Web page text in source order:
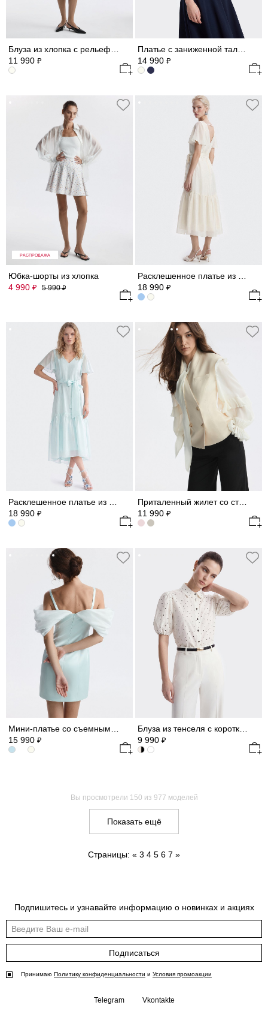
11 990 ₽
14 990 ₽
РАСПРОДАЖА
Юбка-шорты из хлопка
4 990 ₽ 5 990₽
18 990 ₽
Расклешенное платье из атласной ткани
18 990 ₽
Приталенный жилет со стойкой
11 990 ₽
15 990 ₽
9 990 ₽
Вы просмотрели 150 из 977 моделей
Показать ещё
Страницы: « 3 4 5 6 7 »
Подпишитесь и узнавайте информацию о новинках и акциях
Подписаться
Принимаю Политику конфиденциальности и Условия промоакции
Telegram Vkontakte